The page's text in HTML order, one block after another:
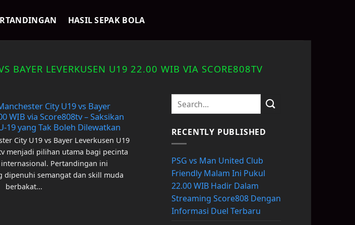
HASIL SEPAK BOLA
BAYER LEVERKUSEN U19 22.00 WIB VIA SCORE808TV
City U19 vs Bayer
WIB via Score808tv – Saksikan
19 yang Tak Boleh Dilewatkan
City U19 vs Bayer Leverkusen U19
menjadi pilihan utama bagi pecinta
Pertandingan ini
dipenuhi semangat dan skill muda
berbakat...
RECENTLY PUBLISHED
PSG vs Man United Club
Friendly Malam Ini Pukul
22.00 WIB Hadir Dalam
Streaming Score808 Dengan
Informasi Duel Terbaru